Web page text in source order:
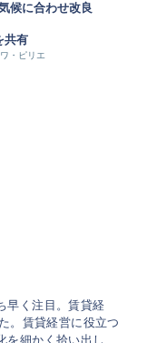
候に合わせ改良
共有
・ピリエ
早く注目。賃貸経
。賃貸経営に役立つ
細かく拾い出し、